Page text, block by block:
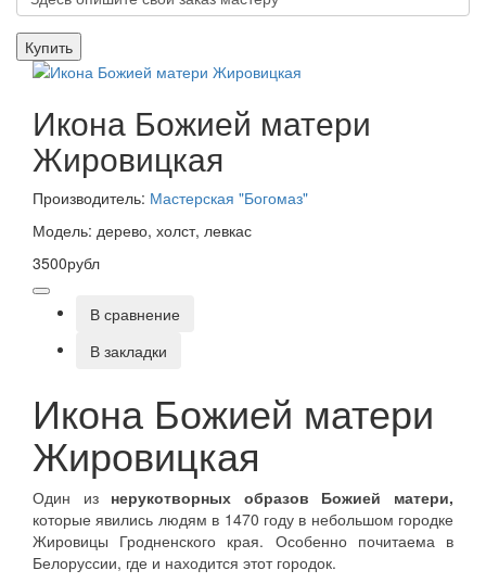
Купить
Икона Божией матери
Жировицкая
Производитель: Мастерская "Богомаз"
Модель: дерево, холст, левкас
3500рубл
В сравнение
В закладки
Икона Божией матери
Жировицкая
Один из нерукотворных образов Божией матери,
которые явились людям в 1470 году в небольшом городке
Жировицы Гродненского края. Особенно почитаема в
Белоруссии, где и находится этот городок.